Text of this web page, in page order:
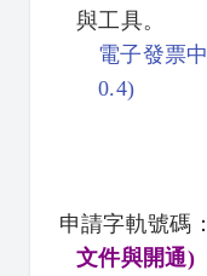
與工具。
電子發票
0.4)
申請字軌號碼
文件與開通)